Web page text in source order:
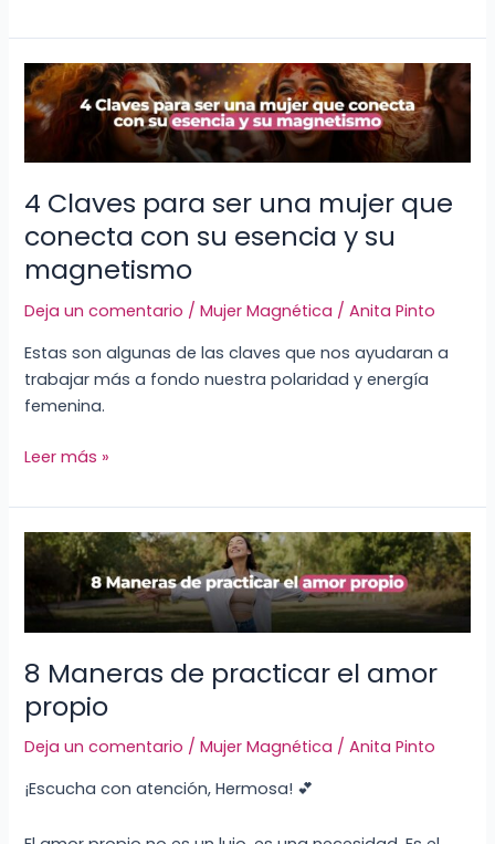
4 Claves para ser una mujer que
conecta con su esencia y su
magnetismo
Deja un comentario /Mujer Magnética /Anita Pinto
Estas son algunas de las claves que nos ayudaran a
trabajar más a fondo nuestra polaridad y energía
femenina.
4
Claves
para
mujer
que
conecta
su
Leer más »
8 Maneras de practicar el amor
propio
Deja un comentario /Mujer Magnética /Anita Pinto
¡Escucha con atención, Hermosa! 💕
8
Maneras
de
practicar
amor
propio